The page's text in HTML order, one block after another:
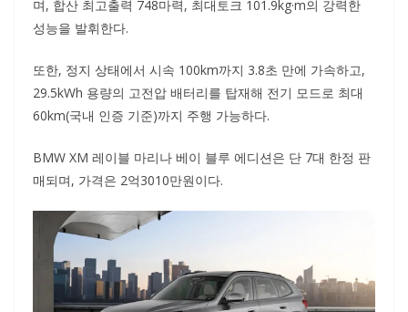
며, 합산 최고출력 748마력, 최대토크 101.9kg·m의 강력한
성능을 발휘한다.
또한, 정지 상태에서 시속 100km까지 3.8초 만에 가속하고,
29.5kWh 용량의 고전압 배터리를 탑재해 전기 모드로 최대
60km(국내 인증 기준)까지 주행 가능하다.
BMW XM 레이블 마리나 베이 블루 에디션은 단 7대 한정 판
매되며, 가격은 2억3010만원이다.